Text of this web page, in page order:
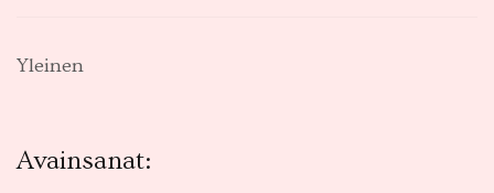
Yleinen
Avainsanat: